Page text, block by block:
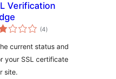
Verification
(4total
de
)
current status and
your SSL certificate
site.